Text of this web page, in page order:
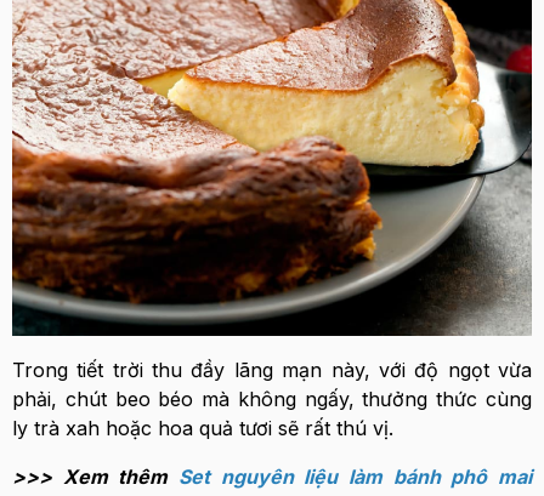
Trong tiết trời thu đầy lãng mạn này, với độ ngọt vừa
phải, chút beo béo mà không ngấy, thưởng thức cùng
ly trà xah hoặc hoa quả tươi sẽ rất thú vị.
>>> Xem thêm Set nguyên liệu làm bánh phô mai